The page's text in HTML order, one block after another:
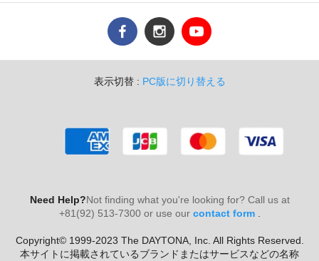
表示切替 : PC版に切り替える
Need Help?Not finding what you're looking for? Call us at
+81(92) 513-7300 or use our contact form.
Copyright© 1999-2023 The DAYTONA, Inc. All Rights Reserved.
本サイトに掲載されているブランドまたはサービスなどの名称